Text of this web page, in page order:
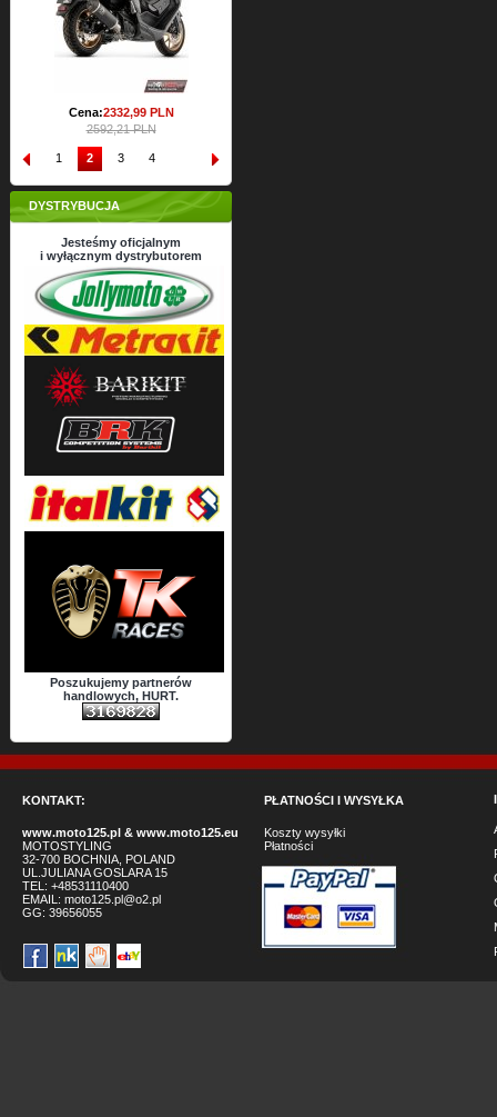
Cena:2332,99PLN
2592,21 PLN
1 2 3 4
DYSTRYBUCJA
Jesteśmy oficjalnym
i wyłącznym dystrybutorem
Poszukujemy partnerów
handlowych, HURT.
KONTAKT:
www.moto125.pl & www.moto125.eu
MOTOSTYLING
32-700 BOCHNIA, POLAND
UL.JULIANA GOSLARA 15
TEL: +48531110400
EMAIL: moto125.pl@o2.pl
GG: 39656055
PŁATNOŚCI I WYSYŁKA
Koszty wysyłki
Płatności